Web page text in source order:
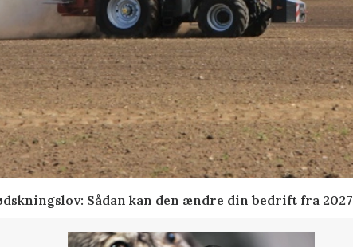
Sådan kan den ændre din bedrift fra 2027